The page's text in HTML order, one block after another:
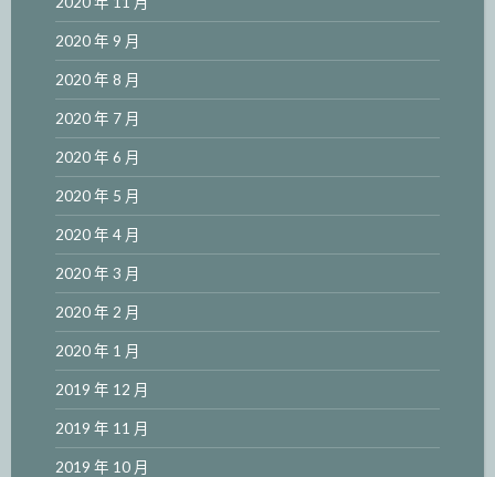
2020 年 9 月
2020 年 8 月
2020 年 7 月
2020 年 6 月
2020 年 5 月
2020 年 4 月
2020 年 3 月
2020 年 2 月
2020 年 1 月
2019 年 12 月
2019 年 11 月
2019 年 10 月